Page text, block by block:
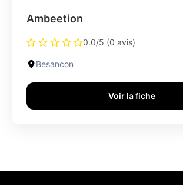
Ambeetion
0.0/5 (0 avis)
Besancon
Voir la fiche